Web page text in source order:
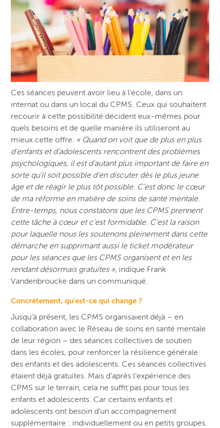
Ces séances peuvent avoir lieu à l’école, dans un
internat ou dans un local du CPMS. Ceux qui souhaitent
recourir à cette possibilité décident eux-mêmes pour
quels besoins et de quelle manière ils utiliseront au
mieux cette offre. « Quand on voit que de plus en plus
d’enfants et d’adolescents rencontrent des problèmes
psychologiques, il est d’autant plus important de faire en
sorte qu’il soit possible d’en discuter dès le plus jeune
âge et de réagir le plus tôt possible. C’est donc le cœur
de ma réforme en matière de soins de santé mentale.
Entre-temps, nous constatons que les CPMS prennent
cette tâche à cœur et c’est formidable. C’est la raison
pour laquelle nous les soutenons pleinement dans cette
démarche en supprimant aussi le ticket modérateur
pour les séances que les CPMS organisent et en les
rendant désormais gratuites », indique Frank
Vandenbroucke dans un communiqué.
Concrètement, qu’est-ce qui change ?
Jusqu’à présent, les CPMS organisaient déjà – en
collaboration avec le Réseau de soins en santé mentale
de leur région – des séances collectives de soutien
dans les écoles, pour renforcer la résilience générale
des enfants et des adolescents. Ces séances collectives
étaient déjà gratuites. Mais d’après l’expérience des
CPMS sur le terrain, cela ne suffit pas pour tous les
enfants et adolescents. Car certains enfants et
adolescents ont besoin d’un accompagnement
supplémentaire : individuellement ou en petits groupes.